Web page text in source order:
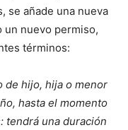
se añade una nueva
un nuevo permiso,
términos:
de hijo, hija o menor
hasta el momento
tendrá una duración